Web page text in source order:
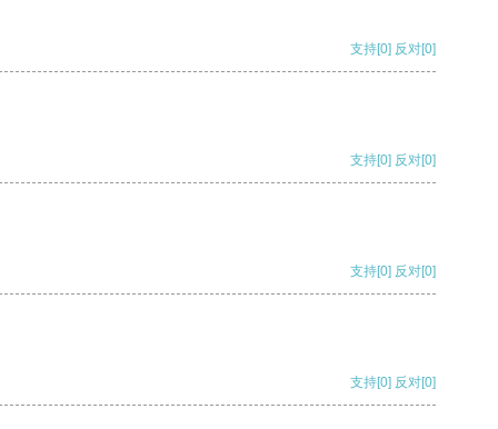
支持[0] 反对[0]
支持[0] 反对[0]
支持[0] 反对[0]
支持[0] 反对[0]